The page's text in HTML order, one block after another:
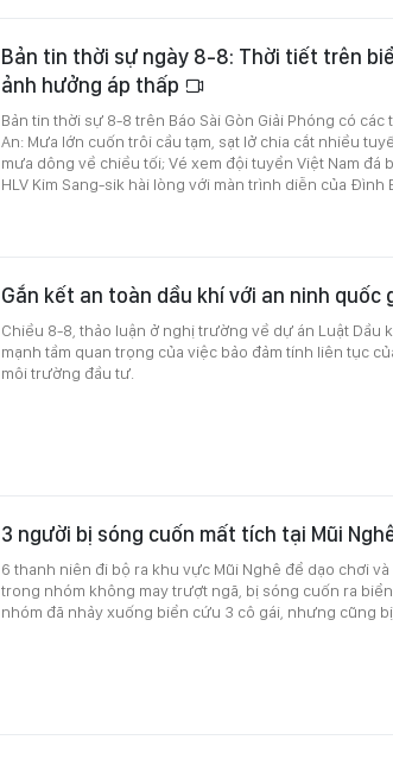
Bản tin thời sự ngày 8-8: Thời tiết trên
ảnh hưởng áp thấp
Bản tin thời sự 8-8 trên Báo Sài Gòn Giải Phóng có
An: Mưa lớn cuốn trôi cầu tạm, sạt lở chia cắt nhiều
mưa dông về chiều tối; Vé xem đội tuyển Việt Nam đá
HLV Kim Sang-sik hài lòng với màn trình diễn của Đình
Gắn kết an toàn dầu khí với an ninh quốc
Chiều 8-8, thảo luận ở nghị trường về dự án Luật Dầu
mạnh tầm quan trọng của việc bảo đảm tính liên tục
môi trường đầu tư.
3 người bị sóng cuốn mất tích tại Mũi
6 thanh niên đi bộ ra khu vực Mũi Nghê để dạo chơi
trong nhóm không may trượt ngã, bị sóng cuốn ra
nhóm đã nhảy xuống biển cứu 3 cô gái, nhưng cũng bị